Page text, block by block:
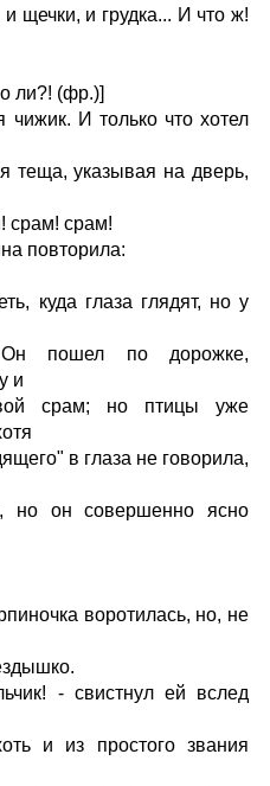
щечки, и грудка... И что ж!
ли?! (фр.)]
чижик. И только что хотел
теща, указывая на дверь,
срам! срам!
повторила:
куда глаза глядят, но у
Он пошел по дорожке,
и
срам; но птицы уже
в глаза не говорила,
но он совершенно ясно
воротилась, но, не
- свистнул ей вслед
и из простого звания